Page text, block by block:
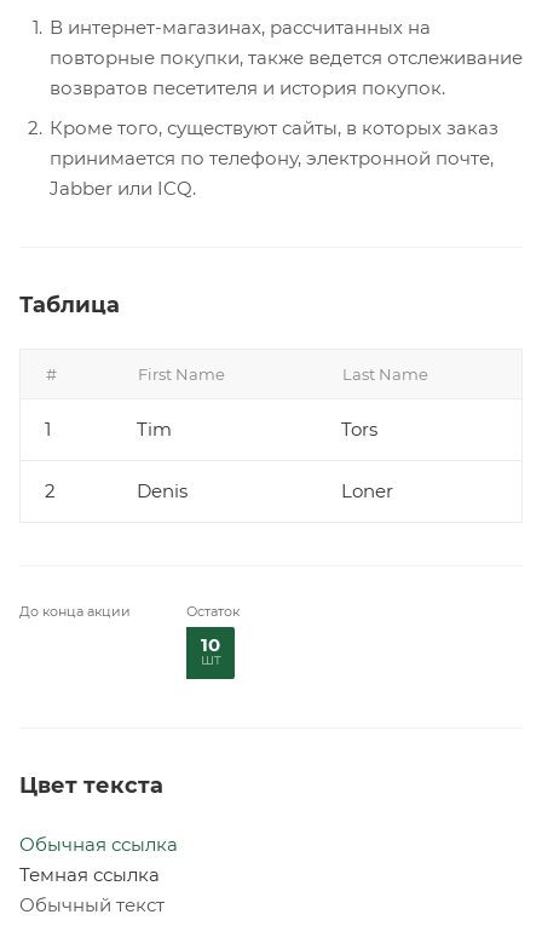
В интернет-магазинах, рассчитанных на
повторные покупки, также ведется отслеживание
возвратов песетителя и история покупок.
Кроме того, существуют сайты, в которых заказ
принимается по телефону, электронной почте,
Jabber или ICQ.
Таблица
# First Name Last Name
1 Tim Tors
2 Denis Loner
До конца акции Остаток
10
шт
Цвет текста
Обычная ссылка
Темная ссылка
Обычный текст